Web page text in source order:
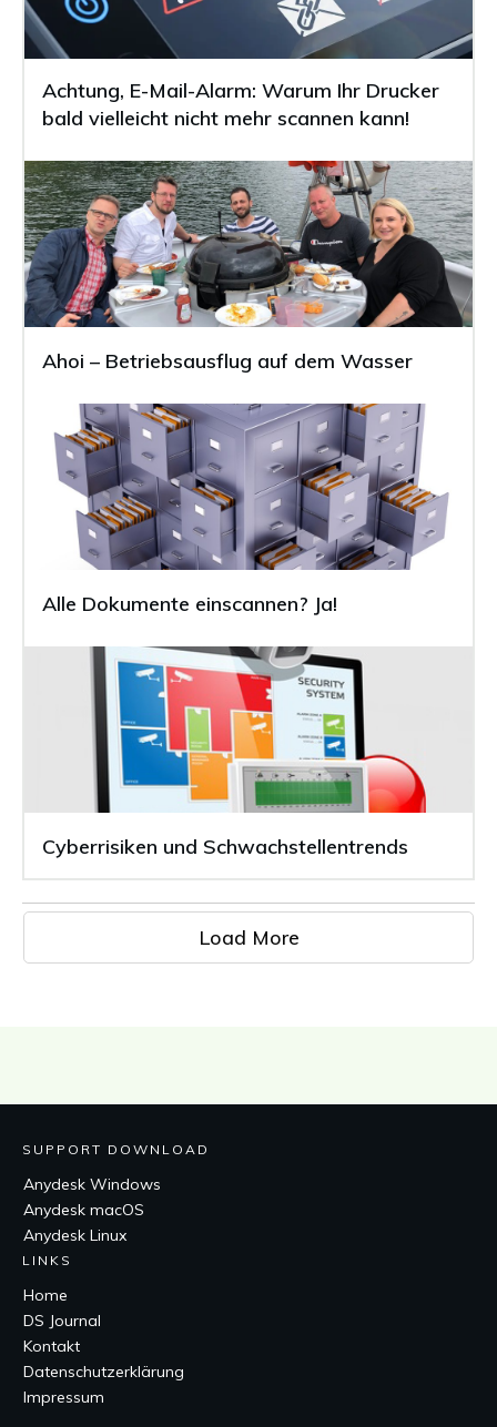
Achtung, E-Mail-Alarm: Warum Ihr Drucker
bald vielleicht nicht mehr scannen kann!
Ahoi – Betriebsausflug auf dem Wasser
Alle Dokumente einscannen? Ja!
Cyberrisiken und Schwachstellentrends
Load More
SUPPORT DOWNLOAD
Anydesk Windows
Anydesk macOS
Anydesk Linux
LINKS
Home
DS Journal
Kontakt
Datenschutzerklärung
Impressum